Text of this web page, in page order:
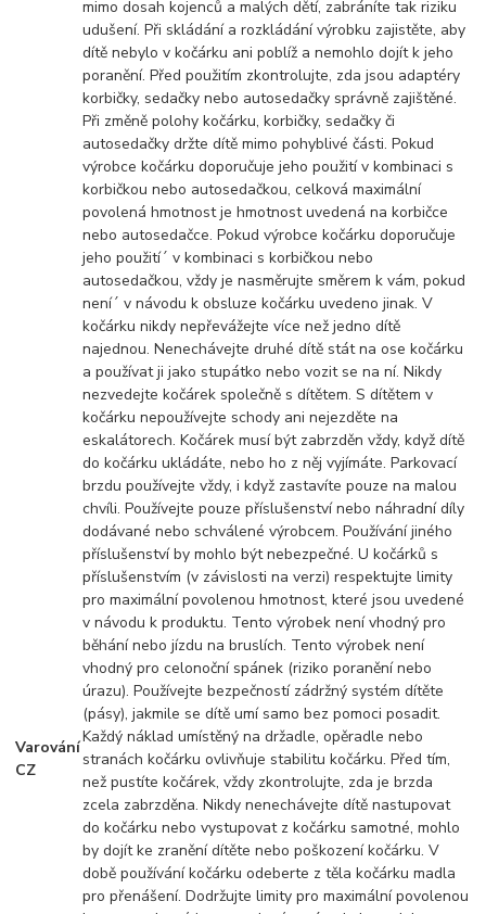
Varování
CZ
mimo dosah kojenců a malých dětí, zabráníte tak riziku
udušení. Při skládání a rozkládání výrobku zajistěte, aby
dítě nebylo v kočárku ani poblíž a nemohlo dojít k jeho
poranění. Před použitím zkontrolujte, zda jsou adaptéry
korbičky, sedačky nebo autosedačky správně zajištěné.
Při změně polohy kočárku, korbičky, sedačky či
autosedačky držte dítě mimo pohyblivé části. Pokud
výrobce kočárku doporučuje jeho použití v kombinaci s
korbičkou nebo autosedačkou, celková maximální
povolená hmotnost je hmotnost uvedená na korbičce
nebo autosedačce. Pokud výrobce kočárku doporučuje
jeho použití´ v kombinaci s korbičkou nebo
autosedačkou, vždy je nasměrujte směrem k vám, pokud
není´ v návodu k obsluze kočárku uvedeno jinak. V
kočárku nikdy nepřevážejte více než jedno dítě
najednou. Nenechávejte druhé dítě stát na ose kočárku
a používat ji jako stupátko nebo vozit se na ní. Nikdy
nezvedejte kočárek společně s dítětem. S dítětem v
kočárku nepoužívejte schody ani nejezděte na
eskalátorech. Kočárek musí být zabrzděn vždy, když dítě
do kočárku ukládáte, nebo ho z něj vyjímáte. Parkovací
brzdu používejte vždy, i když zastavíte pouze na malou
chvíli. Používejte pouze příslušenství nebo náhradní díly
dodávané nebo schválené výrobcem. Používání jiného
příslušenství by mohlo být nebezpečné. U kočárků s
příslušenstvím (v závislosti na verzi) respektujte limity
pro maximální povolenou hmotnost, které jsou uvedené
v návodu k produktu. Tento výrobek není vhodný pro
běhání nebo jízdu na bruslích. Tento výrobek není
vhodný pro celonoční spánek (riziko poranění nebo
úrazu). Používejte bezpečností zádržný systém dítěte
(pásy), jakmile se dítě umí samo bez pomoci posadit.
Každý náklad umístěný na držadle, opěradle nebo
stranách kočárku ovlivňuje stabilitu kočárku. Před tím,
než pustíte kočárek, vždy zkontrolujte, zda je brzda
zcela zabrzděna. Nikdy nenechávejte dítě nastupovat
do kočárku nebo vystupovat z kočárku samotné, mohlo
by dojít ke zranění dítěte nebo poškození kočárku. V
době používání kočárku odeberte z těla kočárku madla
pro přenášení. Dodržujte limity pro maximální povolenou